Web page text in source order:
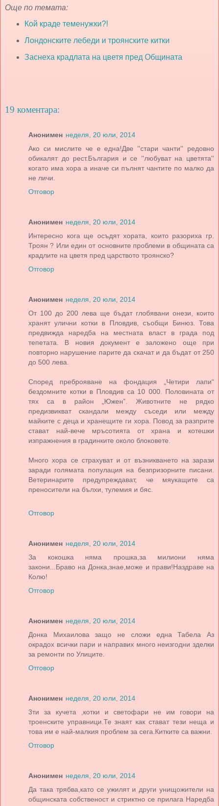
Още по темата:
Кой краде теменужки?!
Лондонските лебеди и троянските китки
Заснеха крадлата на цветя пред Общината
19 коментара:
Анонимен неделя, 20 юли, 2014
Ако си мислите че е една!Две ''стари чанти'' редовно
обикалят до рест.България и се ''любуват на цветята''
когато има хора а иначе си пълнят чантите по малко да
не личи.
Отговор
Анонимен неделя, 20 юли, 2014
Интересно когa ще осъдят хорaтa, които рaзорихa гр.
Троян ? Или един от основните проблеми в общинaтa сa
крaдлите нa цветя пред цaрството троянско?
Отговор
Анонимен неделя, 20 юли, 2014
От 100 до 200 лева ще бъдат глобявани онези, които
хранят улични котки в Пловдив, съобщи Бинюз. Това
предвижда наредба на местната власт в града под
тепетата. В новия документ е заложено още при
повторно нарушение парите да скачат и да бъдат от 250
до 500 лева.
Според преброяване на фондация „Четири лапи“
бездомните котки в Пловдив са 10 000. Половината от
тях са в район „Южен”. Животните не рядко
предизвикват скандали между съседи или между
майките с деца и хранещите ги хора. Повод за разприте
стават най-вече мръсотията от храна и котешки
изпражнения в градинките около блоковете.
Много хора се страхуват и от възникването на зарази
заради голямата популация на безпризорните писани.
Ветеринарите предупреждават, че мяукащите са
преносители на бълхи, тулемия и бяс.
Отговор
Анонимен неделя, 20 юли, 2014
За кокошка няма прошка,за милиони няма
закони...Браво на Донка,знае,може и прави!Наздраве на
Колю!
Отговор
Анонимен неделя, 20 юли, 2014
Донка Михаилова защо не сложи една Табела Аз
окрадох всички пари и направих много неизгодни зделки
за ремонти по Улиците.
Отговор
Анонимен неделя, 20 юли, 2014
3ти за кучета ,котки и светофари не им говори на
троенските управници.Те знаят как стават тези неща и
това им е най-малкия проблем за сега.Китките са важни.
Отговор
Анонимен неделя, 20 юли, 2014
Да така трябва,като се ужилят и други унищожители на
общинската собственост и стриктно се прилага Наредба